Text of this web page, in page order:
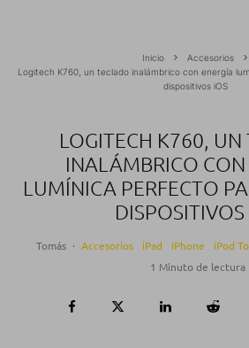
Inicio
Accesorios
Logitech K760, un teclado inalámbrico con energía
dispositivos iOS
LOGITECH K760, UN
INALÁMBRICO CON
LUMÍNICA PERFECTO
DISPOSITIVOS
Tomás · Accesorios iPad iPhone iPod
1 Minuto de lectura